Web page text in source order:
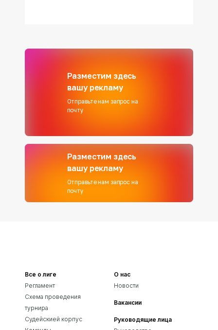
Разместим здесь
вашу рекламу
Отправьте нам запрос на
почту
Разместим здесь
вашу рекламу
Отправьте нам запрос на
почту
Все о лиге
Регламент
Схема проведения
турнира
Судейскией корпус
О нас
Новости
Вакансии
Руководящие лица